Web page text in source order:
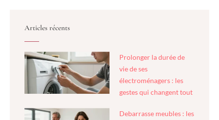
Articles récents
Prolonger la durée de
vie de ses
électroménagers : les
gestes qui changent tout
Debarrasse meubles : les